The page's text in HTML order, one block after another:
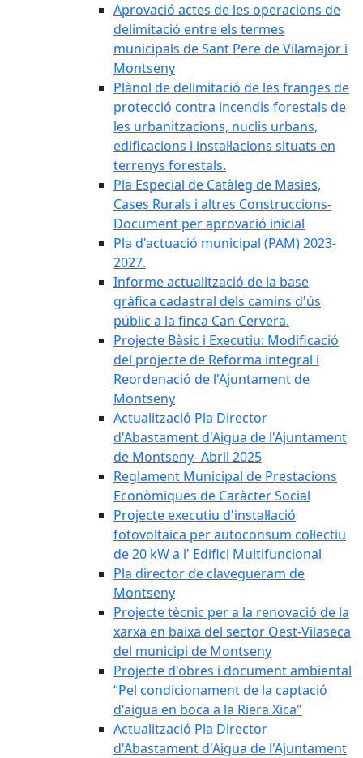
Aprovació actes de les operacions de
delimitació entre els termes
municipals de Sant Pere de Vilamajor i
Montseny
Plànol de delimitació de les franges de
protecció contra incendis forestals de
les urbanitzacions, nuclis urbans,
edificacions i instal·lacions situats en
terrenys forestals.
Pla Especial de Catàleg de Masies,
Cases Rurals i altres Construccions-
Document per aprovació inicial
Pla d'actuació municipal (PAM) 2023-
2027.
Informe actualització de la base
gràfica cadastral dels camins d'ús
públic a la finca Can Cervera.
Projecte Bàsic i Executiu: Modificació
del projecte de Reforma integral i
Reordenació de l'Ajuntament de
Montseny
Actualització Pla Director
d'Abastament d'Aigua de l'Ajuntament
de Montseny- Abril 2025
Reglament Municipal de Prestacions
Econòmiques de Caràcter Social
Projecte executiu d'instal·lació
fotovoltaica per autoconsum col·lectiu
de 20 kW a l' Edifici Multifuncional
Pla director de clavegueram de
Montseny
Projecte tècnic per a la renovació de la
xarxa en baixa del sector Oest-Vilaseca
del municipi de Montseny
Projecte d'obres i document ambiental
“Pel condicionament de la captació
d'aigua en boca a la Riera Xica"
Actualització Pla Director
d'Abastament d'Aigua de l'Ajuntament